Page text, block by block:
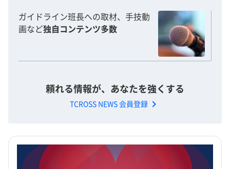
ガイドライン班長への取材、手技動
画など独自コンテンツ多数
頼れる情報が、あなたを強くする
TCROSS NEWS 会員登録 chevron_right